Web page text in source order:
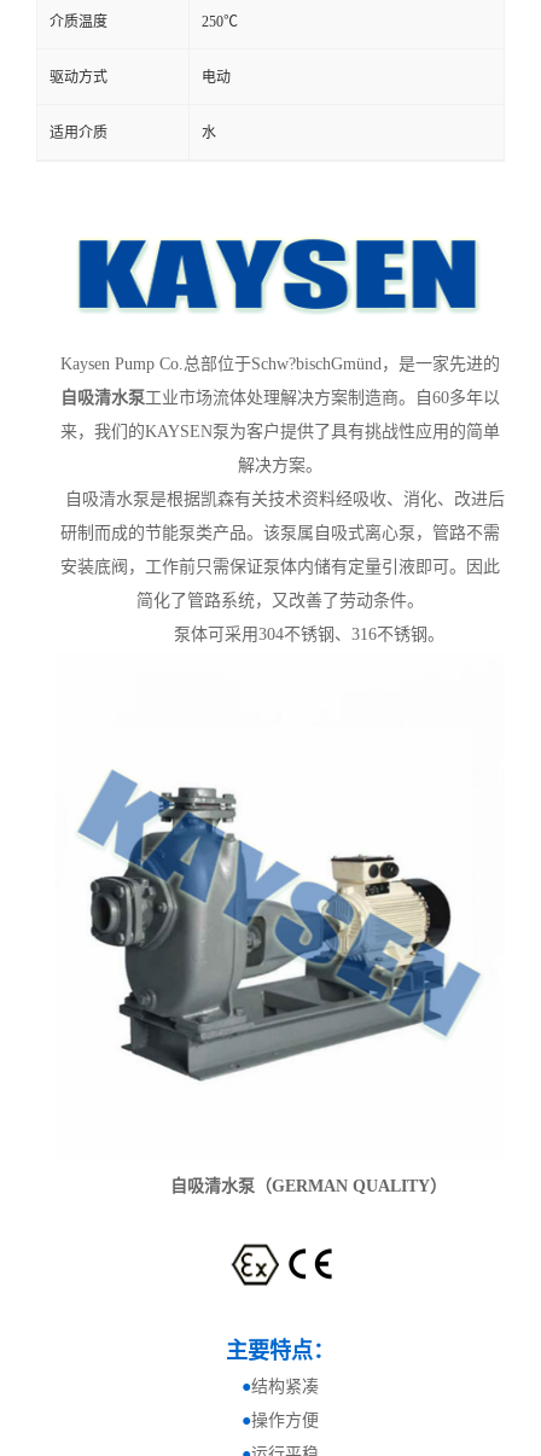
介质温度 250℃
驱动方式 电动
适用介质 水
Kaysen Pump Co.总部位于Schw?bischGmünd，是一家先进的
自吸清水泵工业市场流体处理解决方案制造商。自60多年以
来，我们的KAYSEN泵为客户提供了具有挑战性应用的简单
解决方案。
自吸清水泵是根据凯森有关技术资料经吸收、消化、改进后
研制而成的节能泵类产品。该泵属自吸式离心泵，管路不需
安装底阀，工作前只需保证泵体内储有定量引液即可。因此
简化了管路系统，又改善了劳动条件。
泵体可采用304不锈钢、316不锈钢。
自吸清水泵 （GERMAN QUALITY）
主要特点：
●结构紧凑
●操作方便